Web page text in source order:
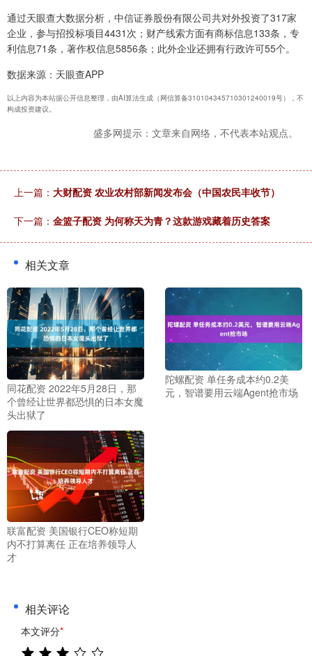
通过天眼查大数据分析，中信证券股份有限公司共对外投资了317家
企业，参与招投标项目4431次；财产线索方面有商标信息133条，专
利信息71条，著作权信息5856条；此外企业还拥有行政许可55个。
数据来源：天眼查APP
以上内容为本站据公开信息整理，由AI算法生成（网信算备310104345710301240019号），不
构成投资建议。
盛多网提示：文章来自网络，不代表本站观点。
上一篇： 大财配资 农业农村部新闻发布会（中国农民丰收节）
下一篇： 金篮子配资 为何称天为青？这款游戏藏着历史答案
相关文章
同花配资 2022年5月28日，那
个曾经让世界都恐惧的日本女魔
头出狱了
陀螺配资 单任务成本约0.2美
元，智谱要用云端Agent抢市场
联富配资 美国银行CEO称短期
内不打算离任 正在培养领导人
才
相关评论
本文评分*